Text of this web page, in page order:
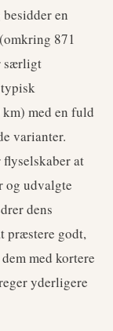
en
871
særligt
med en fuld
varianter.
at
og udvalgte
dens
præstere godt,
med kortere
yderligere